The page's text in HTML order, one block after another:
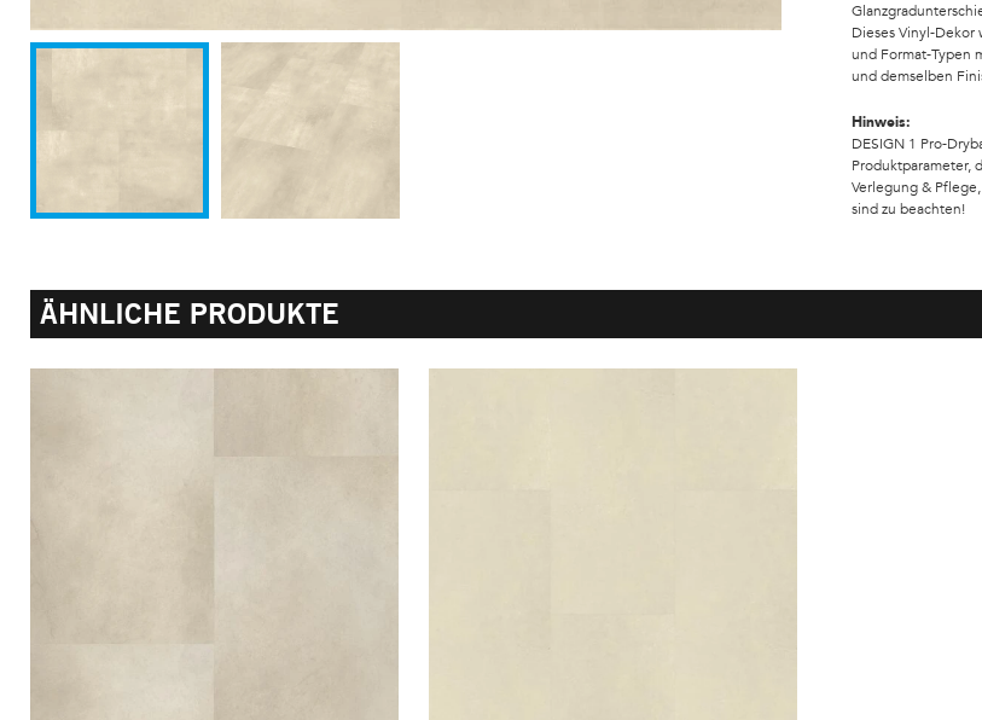
Dieses Vinyl-
und Format-Typen
und demselben
Hinweis:
DESIGN 1 Pro-
Produktparameter,
Verlegung &
sind zu beachten!
ÄHNLICHE PRODUKTE